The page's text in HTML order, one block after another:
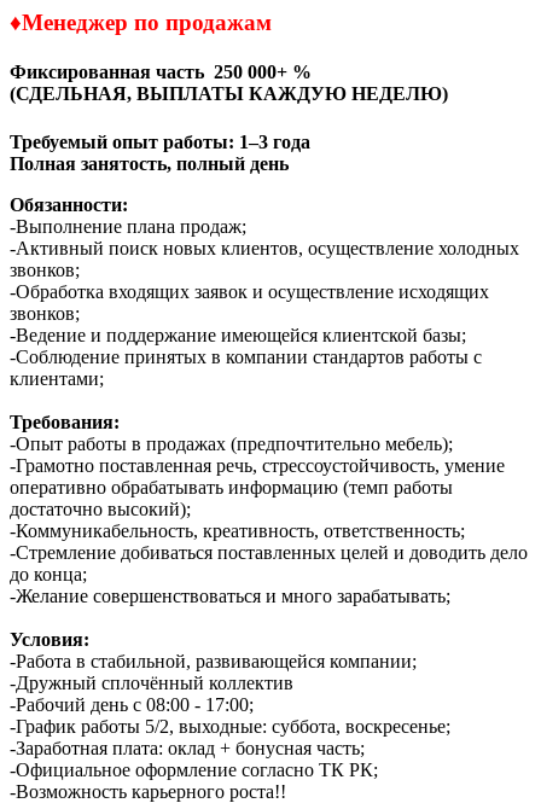
♦Менеджер по продажам
Фиксированная часть 250 000+ %
(СДЕЛЬНАЯ, ВЫПЛАТЫ КАЖДУЮ НЕДЕЛЮ)
Требуемый опыт работы: 1–3 года
Полная занятость, полный день
Обязанности:
-Выполнение плана продаж;
-Активный поиск новых клиентов, осуществление холодных
звонков;
-Обработка входящих заявок и осуществление исходящих
звонков;
-Ведение и поддержание имеющейся клиентской базы;
-Соблюдение принятых в компании стандартов работы с
клиентами;
Требования:
-Опыт работы в продажах (предпочтительно мебель);
-Грамотно поставленная речь, стрессоустойчивость, умение
оперативно обрабатывать информацию (темп работы
достаточно высокий);
-Коммуникабельность, креативность, ответственность;
-Стремление добиваться поставленных целей и доводить дело
до конца;
-Желание совершенствоваться и много зарабатывать;
Условия:
-Работа в стабильной, развивающейся компании;
-Дружный сплочённый коллектив
-Рабочий день с 08:00 - 17:00;
-График работы 5/2, выходные: суббота, воскресенье;
-Заработная плата: оклад + бонусная часть;
-Официальное оформление согласно ТК РК;
-Возможность карьерного роста!!